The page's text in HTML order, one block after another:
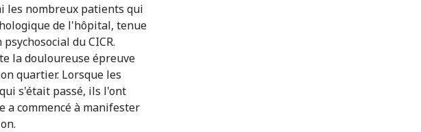
les nombreux patients qui
de l'hôpital, tenue
du CICR.
la douloureuse épreuve
quartier. Lorsque les
s'était passé, ils l'ont
a commencé à manifester